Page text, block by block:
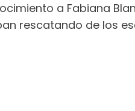
a Fabiana
rescatando de los